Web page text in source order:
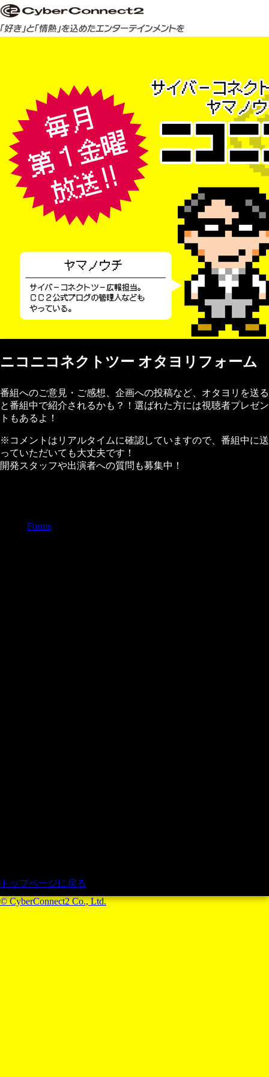
ニコニコネクトツー オタヨリフォーム
番組へのご意見・ご感想、企画への投稿など、オタヨリを送る
と番組中で紹介されるかも？！選ばれた方には視聴者プレゼン
トもあるよ！
※コメントはリアルタイムに確認していますので、番組中に送
っていただいても大丈夫です！
開発スタッフや出演者への質問も募集中！
トップページに戻る
© CyberConnect2 Co., Ltd.